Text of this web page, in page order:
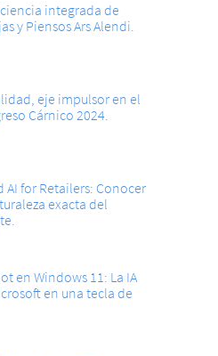
integrada de
y Piensos Ars Alendi.
eje impulsor en el
Cárnico 2024.
AI for Retailers: Conocer
exacta del
en Windows 11: La IA
en una tecla de